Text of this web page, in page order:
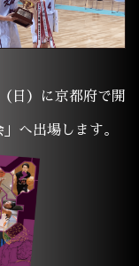
日）に京都府で開
へ出場します。